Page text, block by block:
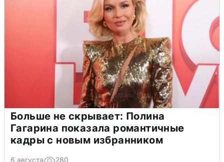
Больше не скрывает: Полина
Гагарина показала романтичные
кадры с новым избранником
6 августа 280